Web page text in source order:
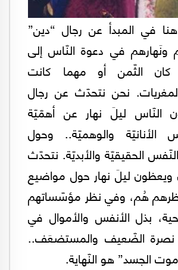
في المبدأ عن رجال “دين”
ونَهارهم في دعوة النّاس إلى
الثّمن أو مهما كانت
نحن نتحدّث عن رجال
النّاس ليلَ نهار عن أهمّيّة
الأنانيّة والوهميّة.. وحول
الحقيقيّة والأبديّة. نتحدّث
ليلَ نهار حول مواضيع
هُم، وفي نظر مؤسّساتهم
بذل الأنفس والأموال في
نصرة الضّعيف والمستضعَف..
الجسد” هو النّهاية.